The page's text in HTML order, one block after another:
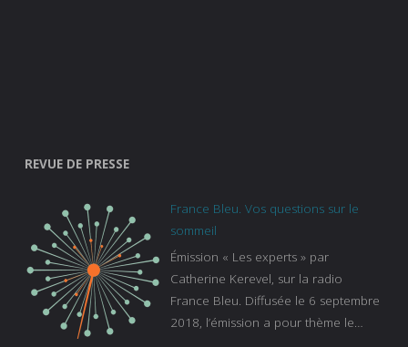
REVUE DE PRESSE
France Bleu. Vos questions sur le
sommeil
Émission « Les experts » par
Catherine Kerevel, sur la radio
France Bleu. Diffusée le 6 septembre
2018, l’émission a pour thème le